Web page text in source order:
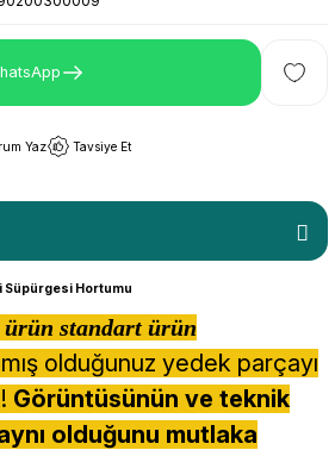
Yaz Tavsiye Et
Süpürgesi Hortumu
ürün standart ürün
olduğunuz yedek parçayı
Görüntüsünün ve teknik
olduğunu mutlaka